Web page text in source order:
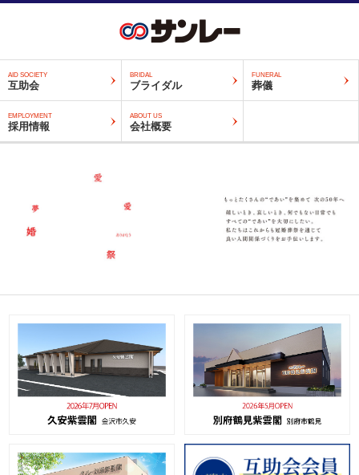
AID SOCIETY
互助会
BRIDAL
ブライダル
FUNERAL
葬儀
EMPLOYMENT
採用情報
ABOUT US
会社概要